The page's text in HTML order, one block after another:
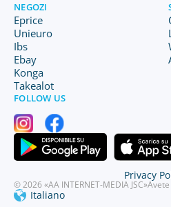
NEGOZI
Eprice
Unieuro
Ibs
Ebay
Konga
Takealot
FOLLOW US
© 2026 «AA INTERNET-MEDIA JSC»
Italiano
Privacy